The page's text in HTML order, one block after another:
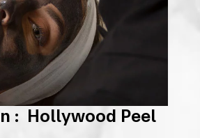
: Hollywood Peel